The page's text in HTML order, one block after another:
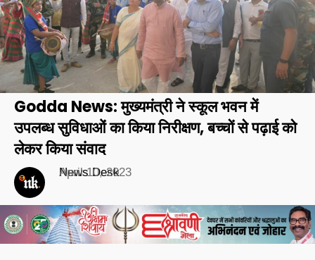
Godda News: मुख्यमंत्री ने स्कूल भवन में
उपलब्ध सुविधाओं का किया निरीक्षण, बच्चों से पढ़ाई को
लेकर किया संवाद
News Desk
April 10, 2023